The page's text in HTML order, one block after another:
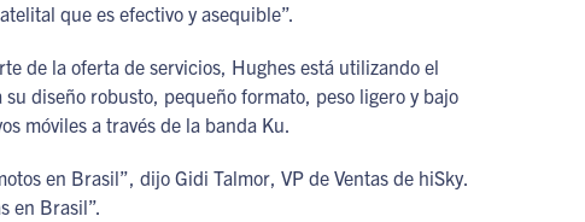
que es efectivo y asequible”.
de la oferta de servicios, Hughes está utilizando el
diseño robusto, pequeño formato, peso ligero y bajo
móviles a través de la banda Ku.
en Brasil”, dijo Gidi Talmor, VP de Ventas de hiSky.
en Brasil”.